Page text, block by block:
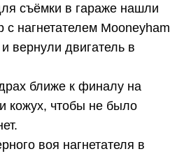
съёмки в гараже нашли
с нагнетателем Mooneyham
вернули двигатель в
ближе к финалу на
кожух, чтобы не было
воя нагнетателя в